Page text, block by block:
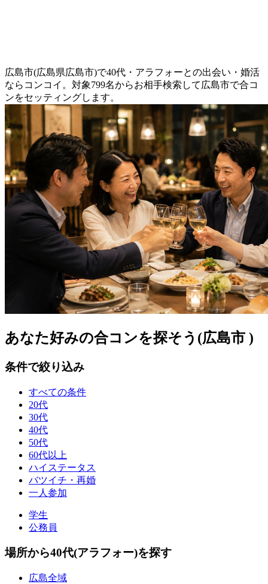
広島市(広島県広島市)で40代・アラフォーとの出会い・婚活
ならコンコイ。対象799名からお相手検索して広島市で合コ
ンをセッティングします。
あなた好みの合コンを探そう(広島市 )
条件で絞り込み
すべての条件
20代
30代
40代
50代
60代以上
ハイステータス
バツイチ・再婚
一人参加
学生
公務員
場所から40代(アラフォー)を探す
広島全域